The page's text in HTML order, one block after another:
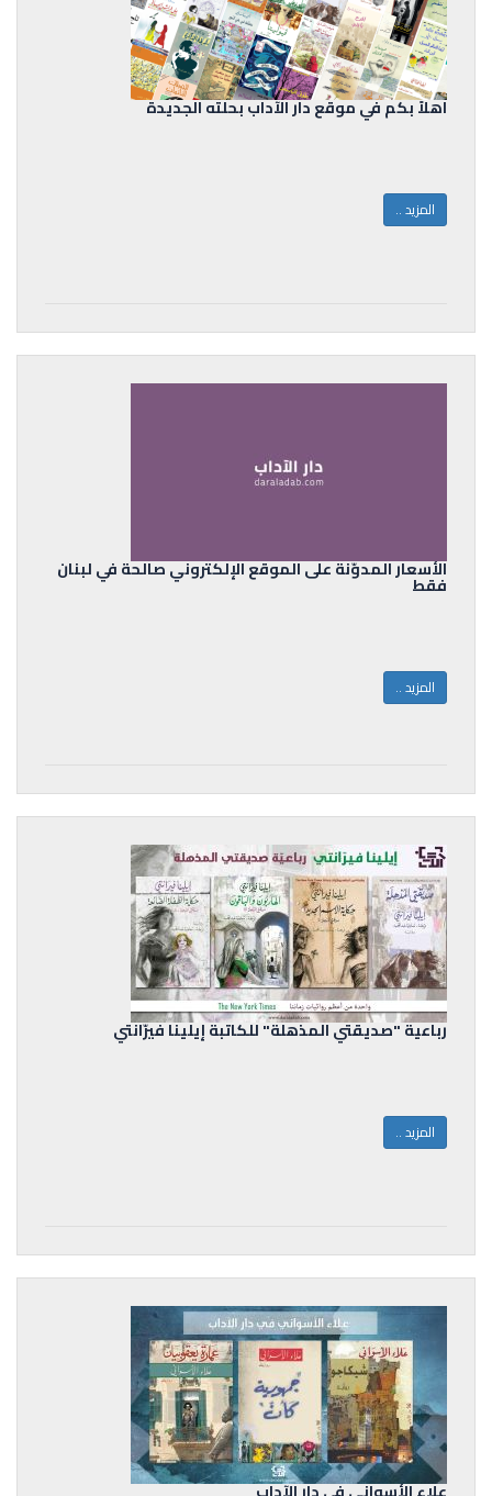
اهلاً بكم في موقع دار الآداب بحلته الجديدة
المزيد ..
الأسعار المدوّنة على الموقع الإلكتروني صالحة في لبنان
فقط
المزيد ..
رباعية "صديقتي المذهلة" للكاتبة إيلينا فيرّانتي
المزيد ..